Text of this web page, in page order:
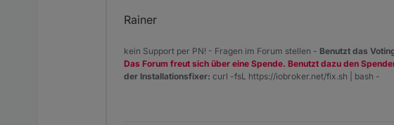
Rainer
kein Support per PN! - Fragen im Forum stellen - Benutzt das
Das Forum freut sich über eine Spende. Benutzt dazu den
der Installationsfixer: curl -fsL https://iobroker.net/fix.sh | bash -